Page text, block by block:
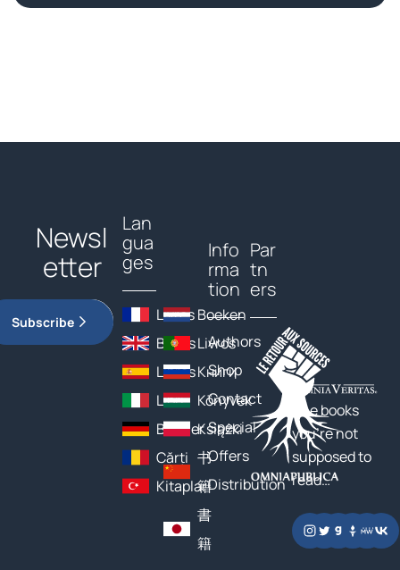
Newsl
etter
Subscribe
Lan
gua
ges
Livres
Books
Libros
Libri
Bücher
Cărți
Kitaplar
Boeken
Livros
Книги
Könyvek
Książki
书
籍
書
籍
Info
rma
tion
Authors
Shop
Contact
Special
Offers
Distribution
Par
tn
ers
The books
you’re not
supposed to
read…